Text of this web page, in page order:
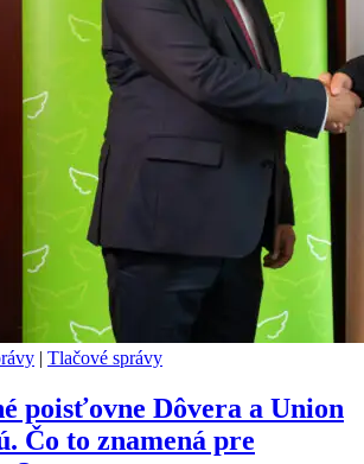
| Tlačové správy
poisťovne Dôvera a Union
Čo to znamená pre